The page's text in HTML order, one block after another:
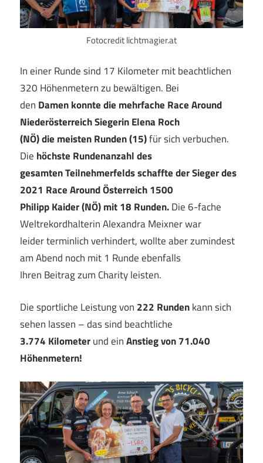
Fotocredit lichtmagier.at
In einer Runde sind 17 Kilometer mit beachtlichen
320 Höhenmetern zu bewältigen. Bei
den Damen konnte die mehrfache Race Around
Niederösterreich Siegerin Elena Roch
(NÖ) die meisten Runden (15)für sich verbuchen.
Die höchste Rundenanzahl des
gesamten Teilnehmerfelds schaffte der Sieger des
2021 Race Around Österreich 1500
Philipp Kaider (NÖ) mit 18 Runden.Die 6-fache
Weltrekordhalterin Alexandra Meixner war
leider terminlich verhindert, wollte aber zumindest
am Abend noch mit 1 Runde ebenfalls
Ihren Beitrag zum Charity leisten.
Die sportliche Leistung von 222 Rundenkann sich
sehen lassen – das sind beachtliche
3.774 Kilometerund einAnstieg von 71.040
Höhenmetern!